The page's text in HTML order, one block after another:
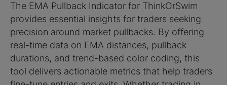
The EMA Pullback Indicator for ThinkOrSwim
provides essential insights for traders seeking
precision around market pullbacks. By offering
real-time data on EMA distances, pullback
durations, and trend-based color coding, this
tool delivers actionable metrics that help traders